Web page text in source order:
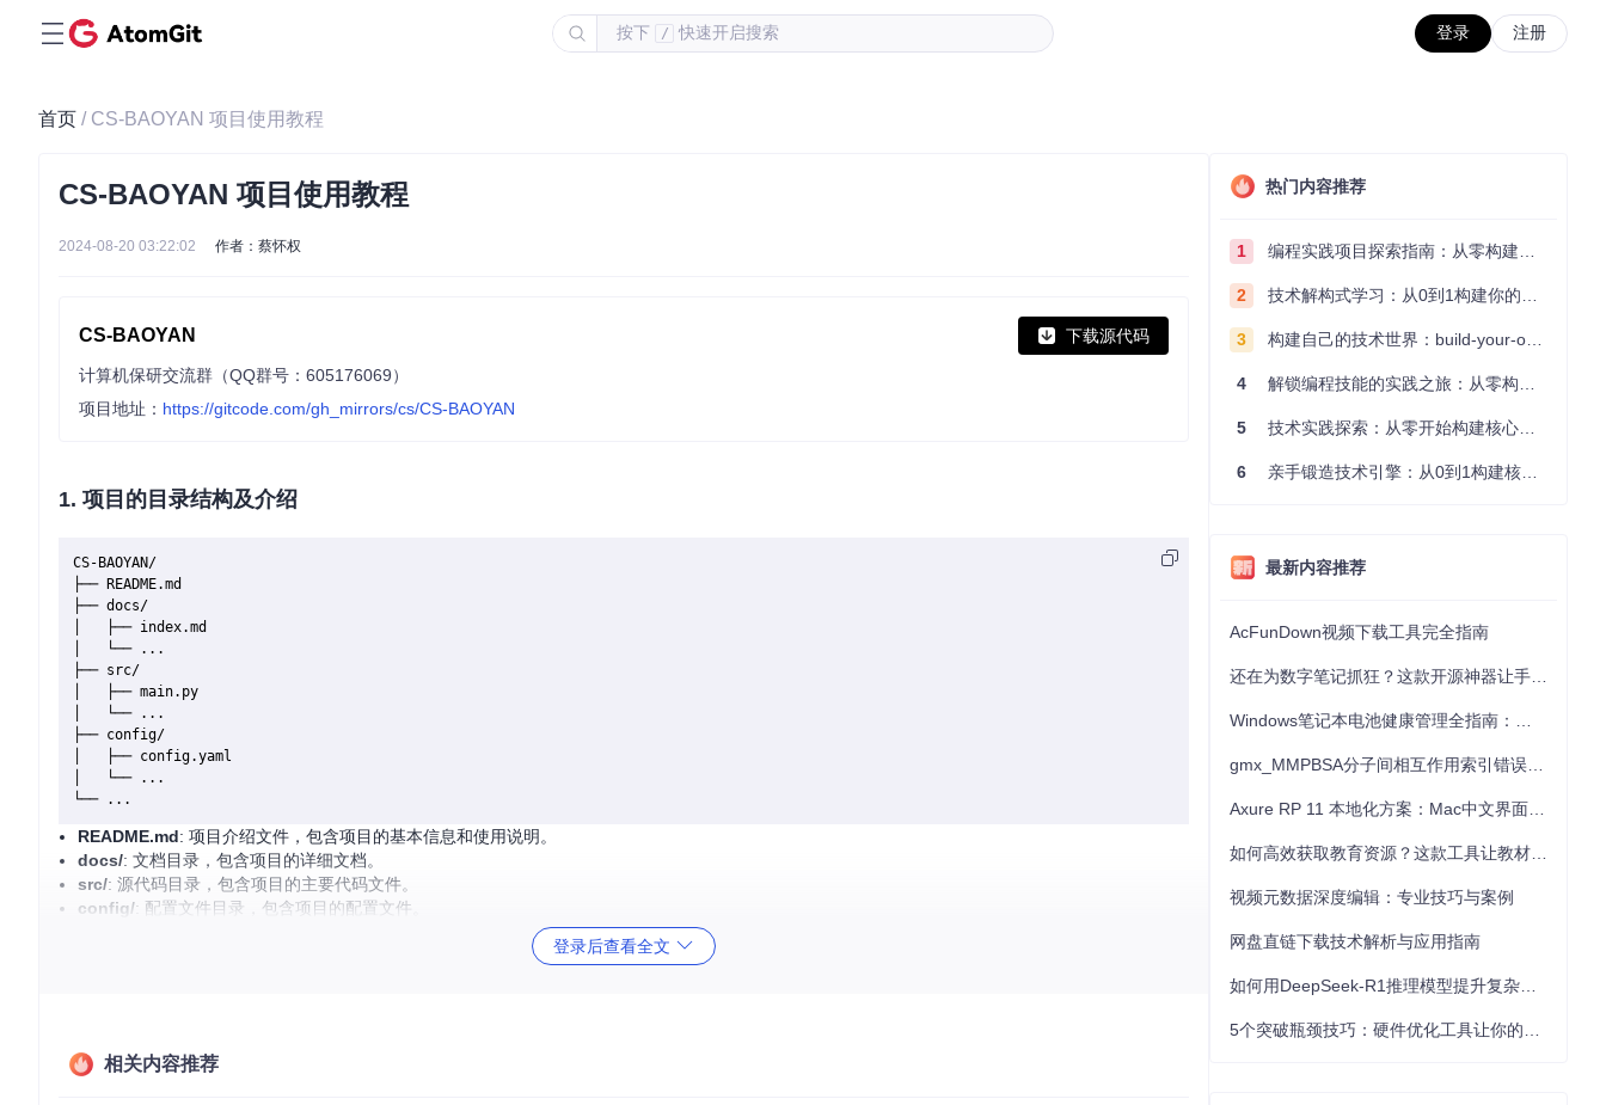
按下 / 快速开启搜索 登录 注册
首页 / CS-BAOYAN 项目使用教程
CS-BAOYAN 项目使用教程
2024-08-20 03:22:02 作者：蔡怀权
CS-BAOYAN 下载源代码
计算机保研交流群（QQ群号：605176069）
项目地址： https://gitcode.com/gh_mirrors/cs/CS-BAOYAN
1. 项目的目录结构及介绍
CS-BAOYAN/
├── README.md
├── docs/
│   ├── index.md
│   └── ...
├── src/
│   ├── main.py
│   └── ...
├── config/
│   ├── config.yaml
│   └── ...
README.md: 项目介绍文件，包含项目的基本信息和使用说明。
docs/: 文档目录，包含项目的详细文档。
src/: 源代码目录，包含项目的主要代码文件。
config/: 配置文件目录，包含项目的配置文件。
# main.py
登录后查看全文
相关内容推荐
热门内容推荐
1 编程实践项目探索指南：从零构建技术能力体系
2 技术解构式学习：从0到1构建你的编程知识体系
3 构建自己的技术世界：build-your-own-x项目的实践探索指南
4 解锁编程技能的实践之旅：从零构建你的技术世界
5 技术实践探索：从零开始构建核心系统的实践指南
6 亲手锻造技术引擎：从0到1构建核心系统的实践指南
最新内容推荐
AcFunDown视频下载工具完全指南
视频元数据深度编辑：专业技巧与案例
网盘直链下载技术解析与应用指南